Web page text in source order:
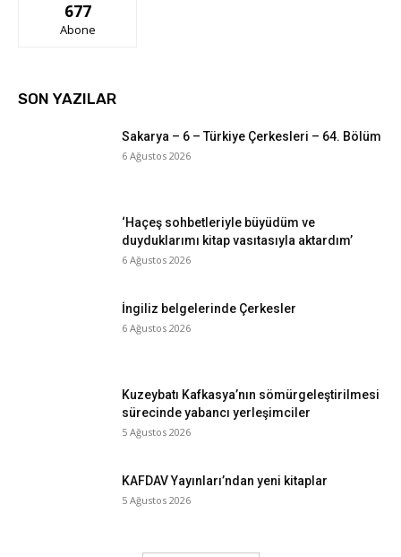
677
Abone
SON YAZILAR
Sakarya – 6 – Türkiye Çerkesleri – 64. Bölüm
6 Ağustos 2026
‘Haçeş sohbetleriyle büyüdüm ve
duyduklarımı kitap vasıtasıyla aktardım’
6 Ağustos 2026
İngiliz belgelerinde Çerkesler
6 Ağustos 2026
Kuzeybatı Kafkasya’nın sömürgeleştirilmesi
sürecinde yabancı yerleşimciler
5 Ağustos 2026
KAFDAV Yayınları’ndan yeni kitaplar
5 Ağustos 2026